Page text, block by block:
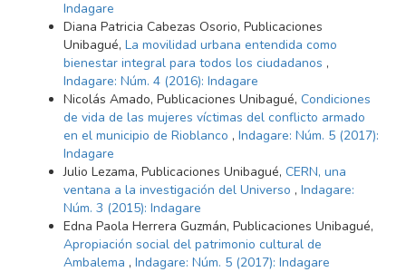
Indagare
Diana Patricia Cabezas Osorio, Publicaciones
Unibagué, La movilidad urbana entendida como
bienestar integral para todos los ciudadanos ,
Indagare: Núm. 4 (2016): Indagare
Nicolás Amado, Publicaciones Unibagué, Condiciones
de vida de las mujeres víctimas del conflicto armado
en el municipio de Rioblanco , Indagare: Núm. 5 (2017):
Indagare
Julio Lezama, Publicaciones Unibagué, CERN, una
ventana a la investigación del Universo , Indagare:
Núm. 3 (2015): Indagare
Edna Paola Herrera Guzmán, Publicaciones Unibagué,
Apropiación social del patrimonio cultural de
Ambalema , Indagare: Núm. 5 (2017): Indagare